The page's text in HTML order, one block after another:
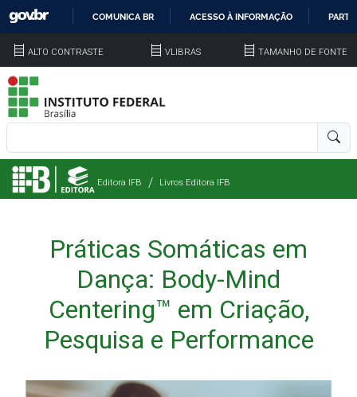
COMUNICA BR ACESSO À INFORMAÇÃO
ALTO CONTRASTE VLIBRAS TAMANHO DE FONTE
Editora IFB Livros Editora IFB
Práticas Somáticas em
Dança: Body-Mind
Centering™ em Criação,
Pesquisa e Performance